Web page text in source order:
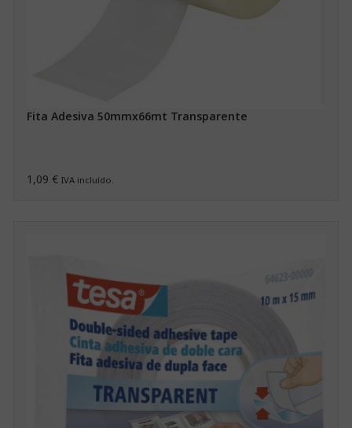
Fita Adesiva 50mmx66mt Transparente
1,09 € IVA incluído.